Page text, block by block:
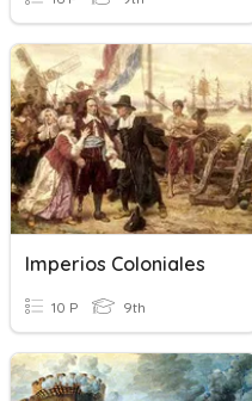
Imperios Coloniales
10 P 9th